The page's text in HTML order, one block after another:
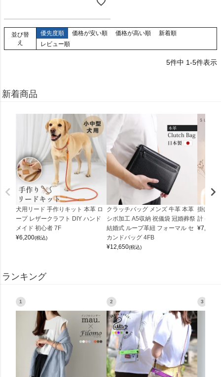
並び替
え
優先度順 価格が安い順 価格が高い順
新着順
レビュー順
5件中 1-5件表示
新着商品
犬用リード 手作りキット 本革 ロ
ープ レザークラフト DIY ハンド
メイド 初心者 7F
¥6,200(税込)
クラッチバッグ メンズ 牛革 本革
シボ加工 A5収納 祝儀袋 冠婚葬祭
結婚式 ループ革紐 フォーマル セ
カンドバッグ 4FB
¥12,650(税込)
掛け時
計
¥7,150
ランキング
1 2 3